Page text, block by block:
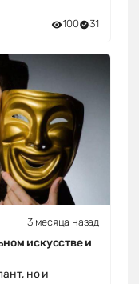
100 31
3 месяца назад
искусстве и
но и